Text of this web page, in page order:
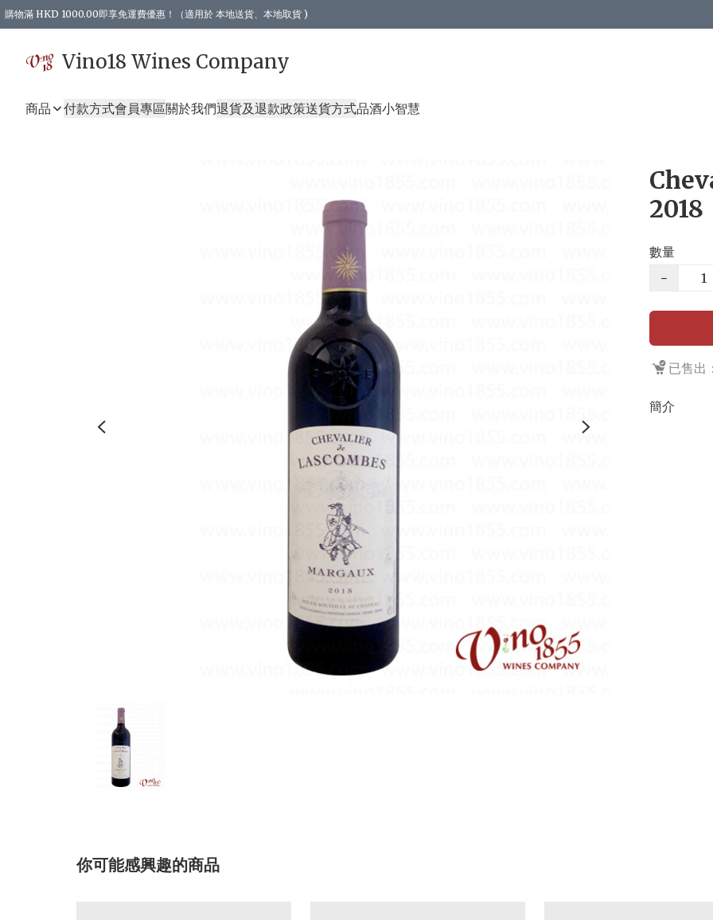
購物滿 HKD 1000.00即享免運費優惠！（適用於 本地送貨、本地取貨 )
Vino18 Wines Company
商品 付款方式會員專區關於我們退貨及退款政策送貨方式品酒小智慧
2018
數量
−
已售出
簡介
你可能感興趣的商品